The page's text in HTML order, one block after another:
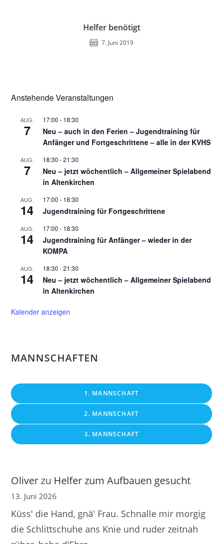
Helfer benötigt
7. Juni 2019
Anstehende Veranstaltungen
AUG.
7
17:00 - 18:30
Neu – auch in den Ferien – Jugendtraining für
Anfänger und Fortgeschrittene – alle in der KVHS
AUG.
7
18:30 -21:30
Neu – jetzt wöchentlich – Allgemeiner Spielabend
in Altenkirchen
AUG.
14
17:00 - 18:30
Jugendtraining für Fortgeschrittene
AUG.
14
17:00 - 18:30
Jugendtraining für Anfänger – wieder in der
KOMPA
AUG.
14
18:30 -21:30
Neu – jetzt wöchentlich – Allgemeiner Spielabend
in Altenkirchen
Kalender anzeigen
MANNSCHAFTEN
1. MANNSCHAFT
2. MANNSCHAFT
3. MANNSCHAFT
Oliverzu Helfer zum Aufbauen gesucht
13. Juni 2026
Küss' die Hand, gnä' Frau. Schnalle mir morgig
die Schlittschuhe ans Knie und ruder zeitnah